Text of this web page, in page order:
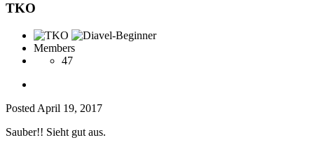
TKO
Members
47
Posted April 19, 2017
Sauber!! Sieht gut aus.